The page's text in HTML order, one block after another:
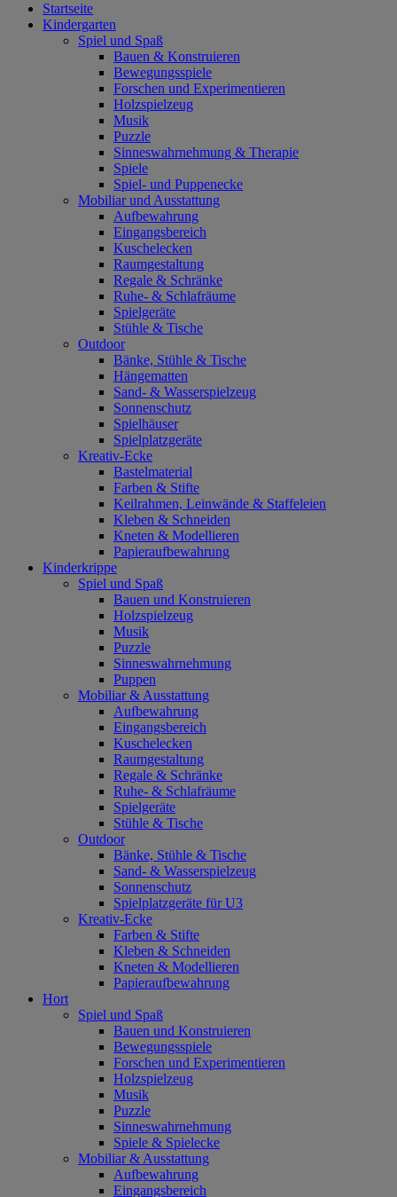
Startseite
Kindergarten
Spiel und Spaß
Bauen & Konstruieren
Bewegungsspiele
Forschen und Experimentieren
Holzspielzeug
Musik
Puzzle
Sinneswahrnehmung & Therapie
Spiele
Spiel- und Puppenecke
Mobiliar und Ausstattung
Aufbewahrung
Eingangsbereich
Kuschelecken
Raumgestaltung
Regale & Schränke
Ruhe- & Schlafräume
Spielgeräte
Stühle & Tische
Outdoor
Bänke, Stühle & Tische
Hängematten
Sand- & Wasserspielzeug
Sonnenschutz
Spielhäuser
Spielplatzgeräte
Kreativ-Ecke
Bastelmaterial
Farben & Stifte
Keilrahmen, Leinwände & Staffeleien
Kleben & Schneiden
Kneten & Modellieren
Papieraufbewahrung
Kinderkrippe
Spiel und Spaß
Bauen und Konstruieren
Holzspielzeug
Musik
Puzzle
Sinneswahrnehmung
Puppen
Mobiliar & Ausstattung
Aufbewahrung
Eingangsbereich
Kuschelecken
Raumgestaltung
Regale & Schränke
Ruhe- & Schlafräume
Spielgeräte
Stühle & Tische
Outdoor
Bänke, Stühle & Tische
Sand- & Wasserspielzeug
Sonnenschutz
Spielplatzgeräte für U3
Kreativ-Ecke
Farben & Stifte
Kleben & Schneiden
Kneten & Modellieren
Papieraufbewahrung
Hort
Spiel und Spaß
Bauen und Konstruieren
Bewegungsspiele
Forschen und Experimentieren
Holzspielzeug
Musik
Puzzle
Sinneswahrnehmung
Spiele & Spielecke
Mobiliar & Ausstattung
Aufbewahrung
Eingangsbereich